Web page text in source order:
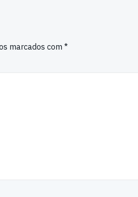
marcados com *